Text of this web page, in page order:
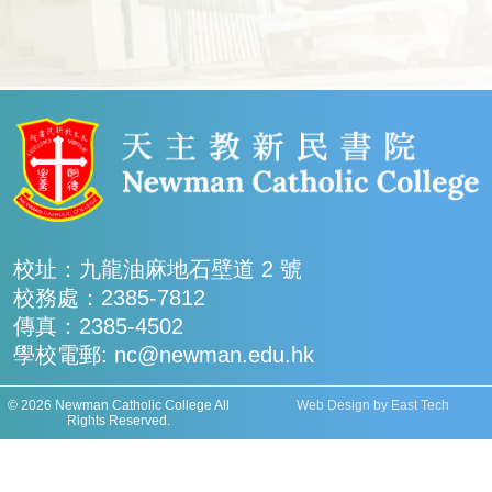
校址：九龍油麻地石壁道 2 號
校務處：2385-7812
傳真：2385-4502
學校電郵: nc@newman.edu.hk
© 2026 Newman Catholic College All
Rights Reserved.
Web Design by East Tech